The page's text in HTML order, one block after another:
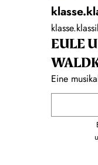
EULE
Eine